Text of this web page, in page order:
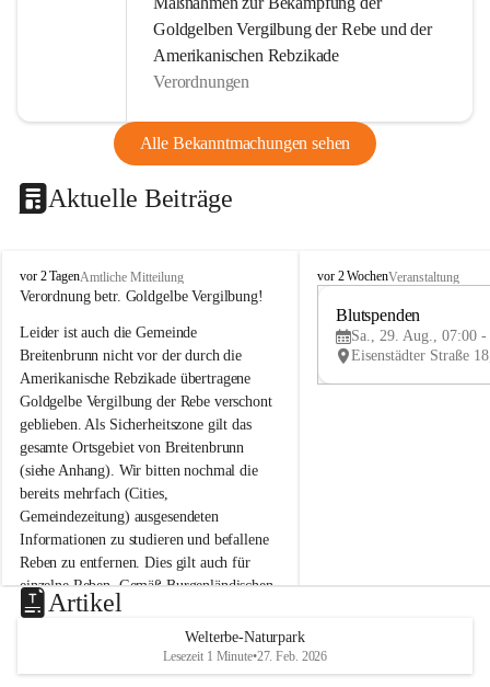
Goldgelben Vergilbung der Rebe und der
Amerikanischen Rebzikade
Verordnungen
Alle Bekanntmachungen sehen
Aktuelle Beiträge
B
r
i
t
e
n
b
r
u
n
n
a
m
N
e
u
s
d
vor 2 TagenAmtliche Mitteilung
Verordnung betr. Goldgelbe Vergilbung!
Leider ist auch die Gemeinde
Breitenbrunn nicht vor der durch die
Amerikanische Rebzikade übertragene
Goldgelbe Vergilbung der Rebe verschont
geblieben. Als Sicherheitszone gilt das
gesamte Ortsgebiet von Breitenbrunn
(siehe Anhang). Wir bitten nochmal die
bereits mehrfach (Cities,
Gemeindezeitung) ausgesendeten
Informationen zu studieren und befallene
Reben zu entfernen. Dies gilt auch für
einzelne Reben. Gemäß Burgenländischen
Weinbaugesetz sind nicht gepflegte oder
unzulässige Weingärten zu roden! Bitte
helfen wir zusammen um unsere Winzer
vor den prognostizierten Ernteausfällen
B
e
u
e
d
vor 2 WochenVeranstaltung
Blutspenden
Sa., 29. Aug., 07:00 -
Artikel
Welterbe-Naturpark
Lesezeit 1 Minute•27. Feb. 2026